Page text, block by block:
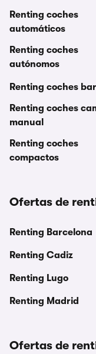
Renting coches
automáticos
Renting coches
autónomos
Renting coches
Renting coches
manual
Renting coches
compactos
Ofertas de
Renting Barcelona
Renting Cadiz
Renting Lugo
Renting Madrid
Ofertas de